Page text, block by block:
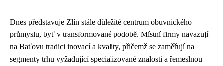
Dnes představuje Zlín stále důležité centrum obuvnického
průmyslu, byť v transformované podobě. Místní firmy navazují
na Baťovu tradici inovací a kvality, přičemž se zaměřují na
segmenty trhu vyžadující specializované znalosti a řemeslnou